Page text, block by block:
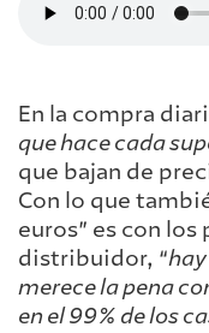
En la compra
que hace cada
que bajan de
Con lo que
euros” es con
distribuidor, “
merece la pena
en el 99% de los